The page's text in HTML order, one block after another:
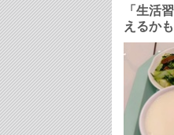
「生活
えるか